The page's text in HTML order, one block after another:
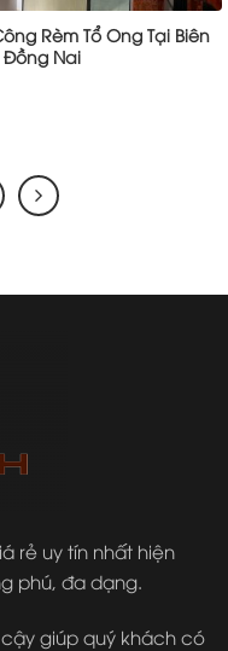
Rèm Tổ Ong Tại Biên
Đồng Nai
rẻ uy tín nhất hiện
phú, đa dạng.
giúp quý khách có